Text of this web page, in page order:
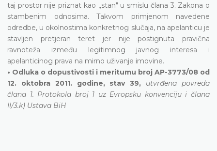
taj prostor nije priznat kao „stan" u smislu člana 3. Zakona o
stambenim odnosima. Takvom primjenom navedene
odredbe, u okolnostima konkretnog slučaja, na apelanticu je
stavljen pretjeran teret jer nije postignuta pravična
ravnoteža između legitimnog javnog interesa i
apelanticinog prava na mirno uživanje imovine.
• Odluka o dopustivosti i meritumu broj AP-3773/08 od
12. oktobra 2011. godine, stav 39, utvrđena povreda
člana 1. Protokola broj 1 uz Evropsku konvenciju i člana
II/3.k) Ustava BiH